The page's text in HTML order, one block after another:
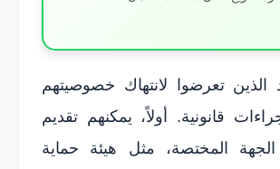
الذين تعرضوا لانتهاك خصوصيتهم
قانونية. أولاً، يمكنهم تقديم
المختصة، مثل هيئة حماية